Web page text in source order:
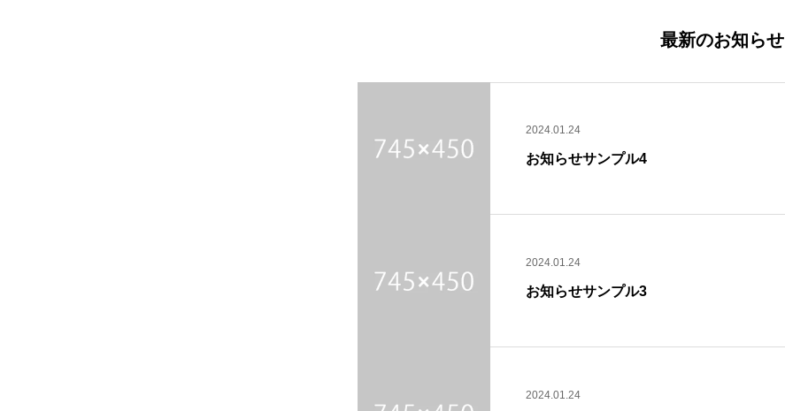
最新のお知らせ
2024.01.24
お知らせサンプル4
2024.01.24
お知らせサンプル3
2024.01.24